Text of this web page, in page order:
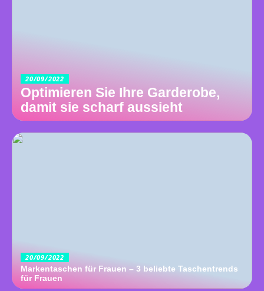
20/09/2022
Optimieren Sie Ihre Garderobe,
damit sie scharf aussieht
20/09/2022
Markentaschen für Frauen – 3 beliebte Taschentrends
für Frauen